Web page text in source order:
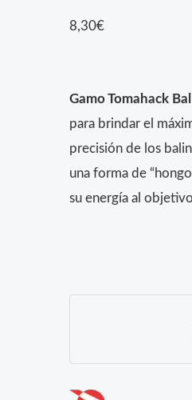
8,30€
Gamo Tomahack
para brindar el
precisión de los
una forma de
su energía al